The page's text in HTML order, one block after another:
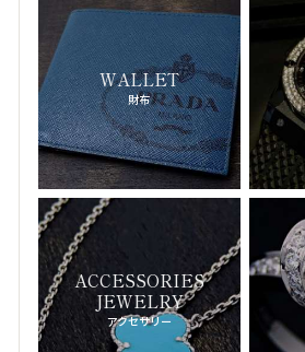
EBEL
-エベル-
EDOX
-エドックス-
HERMES
-エルメス-
EMILIO PUCCI
-エミリオプッチ-
OMEGA
-オメガ-
ORIS
-オリス-
AUDEMARS PIGUET
-オーデマ・ピゲ-
WALLET
財布
ACCESSORIES
JEWELRY
アクセサリー